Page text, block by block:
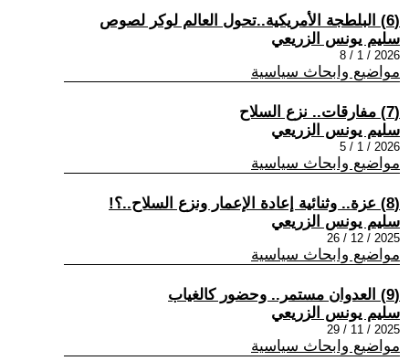
(6) البلطجة الأمريكية..تحول العالم لوكر لصوص
سليم يونس الزريعي
2026 / 1 / 8
مواضيع وابحاث سياسية
(7) مفارقات.. نزع السلاح
سليم يونس الزريعي
2026 / 1 / 5
مواضيع وابحاث سياسية
(8) عزة.. وثنائية إعادة الإعمار ونزع السلاح..؟!
سليم يونس الزريعي
2025 / 12 / 26
مواضيع وابحاث سياسية
(9) العدوان مستمر.. وحضور كالغياب
سليم يونس الزريعي
2025 / 11 / 29
مواضيع وابحاث سياسية